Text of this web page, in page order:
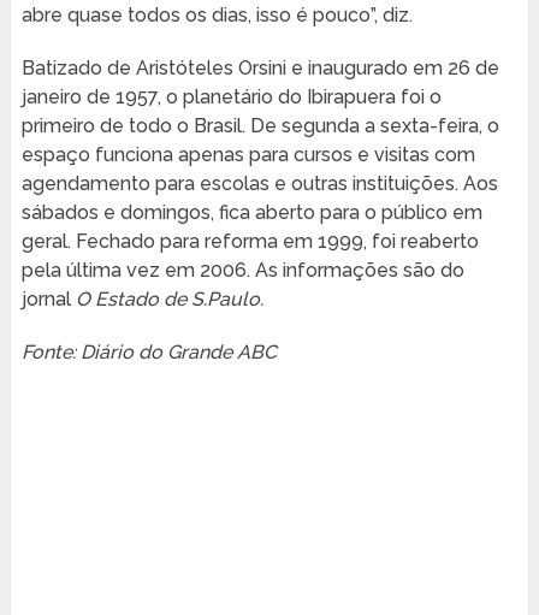
abre quase todos os dias, isso é pouco”, diz.
Batizado de Aristóteles Orsini e inaugurado em 26 de
janeiro de 1957, o planetário do Ibirapuera foi o
primeiro de todo o Brasil. De segunda a sexta-feira, o
espaço funciona apenas para cursos e visitas com
agendamento para escolas e outras instituições. Aos
sábados e domingos, fica aberto para o público em
geral. Fechado para reforma em 1999, foi reaberto
pela última vez em 2006. As informações são do
jornal O Estado de S.Paulo.
Fonte: Diário do Grande ABC